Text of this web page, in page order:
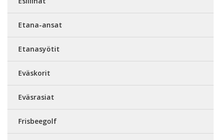
Etana-ansat
Etanasyötit
Eväskorit
Eväsrasiat
Frisbeegolf